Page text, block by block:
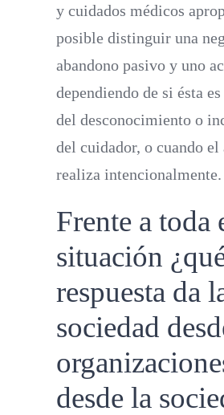
y cuidados médicos
posible distinguir una
abandono pasivo y uno
dependiendo de si ésta
del desconocimiento o
del cuidador, o cuando el
realiza intencionalmente.
Frente a toda
situación
respuesta da
sociedad
desde la